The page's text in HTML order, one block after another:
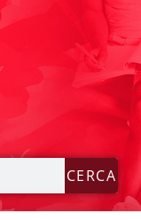
CERCA